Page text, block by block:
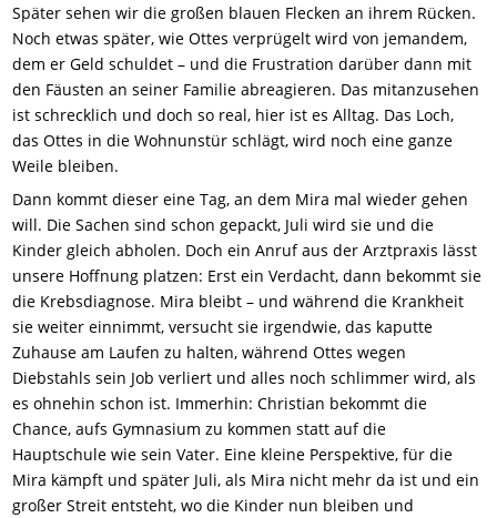
Später sehen wir die großen blauen Flecken an ihrem Rücken.
Noch etwas später, wie Ottes verprügelt wird von jemandem,
dem er Geld schuldet – und die Frustration darüber dann mit
den Fäusten an seiner Familie abreagieren. Das mitanzusehen
ist schrecklich und doch so real, hier ist es Alltag. Das Loch,
das Ottes in die Wohnunstür schlägt, wird noch eine ganze
Weile bleiben.
Dann kommt dieser eine Tag, an dem Mira mal wieder gehen
will. Die Sachen sind schon gepackt, Juli wird sie und die
Kinder gleich abholen. Doch ein Anruf aus der Arztpraxis lässt
unsere Hoffnung platzen: Erst ein Verdacht, dann bekommt sie
die Krebsdiagnose. Mira bleibt – und während die Krankheit
sie weiter einnimmt, versucht sie irgendwie, das kaputte
Zuhause am Laufen zu halten, während Ottes wegen
Diebstahls sein Job verliert und alles noch schlimmer wird, als
es ohnehin schon ist. Immerhin: Christian bekommt die
Chance, aufs Gymnasium zu kommen statt auf die
Hauptschule wie sein Vater. Eine kleine Perspektive, für die
Mira kämpft und später Juli, als Mira nicht mehr da ist und ein
großer Streit entsteht, wo die Kinder nun bleiben und